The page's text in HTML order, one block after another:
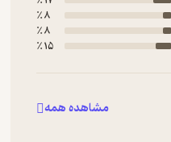
8 ٪
8 ٪
15 ٪
مشاهده همه